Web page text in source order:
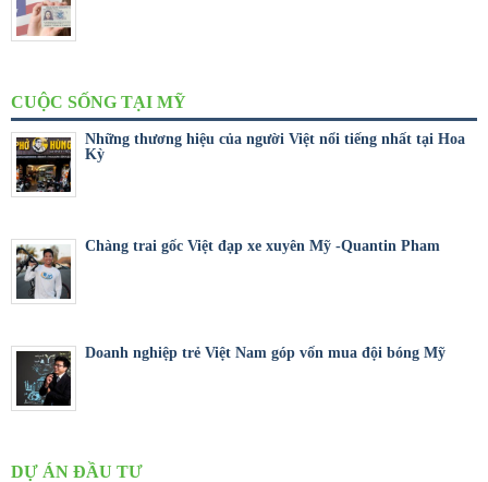
CUỘC SỐNG TẠI MỸ
Những thương hiệu của người Việt nổi tiếng nhất tại Hoa
Kỳ
Chàng trai gốc Việt đạp xe xuyên Mỹ -Quantin Pham
Doanh nghiệp trẻ Việt Nam góp vốn mua đội bóng Mỹ
DỰ ÁN ĐẦU TƯ